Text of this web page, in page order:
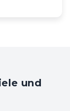
und